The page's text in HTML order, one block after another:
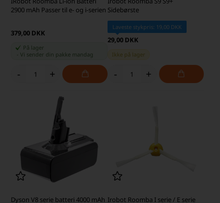
2900 mAh Passer til e- og i-serien
379,00 DKK
På lager
-Vi sender din pakke mandag
- +
Sidebørste
Laveste stykpris: 19,00 DKK
29,00 DKK
Ikke på lager
- +
Dyson V8 serie batteri 4000 mAh Irobot Roomba I serie / E serie